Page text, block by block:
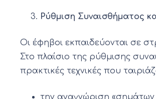
Ρύθμιση Συναισθήματος
Οι έφηβοι εκπαιδεύονται σε
Στο πλαίσιο της ρύθμισης
πρακτικές τεχνικές που
την αναγνώριση «σημάτων